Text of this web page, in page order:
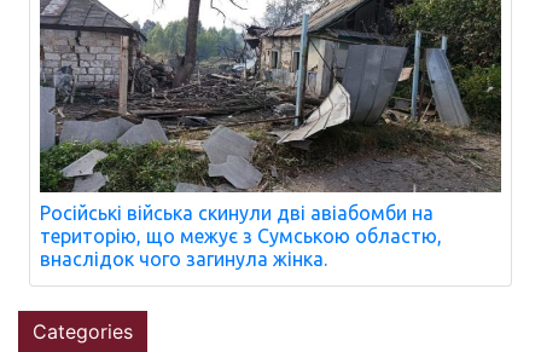
Російські війська скинули дві авіабомби на
територію, що межує з Сумською областю,
внаслідок чого загинула жінка.
Categories